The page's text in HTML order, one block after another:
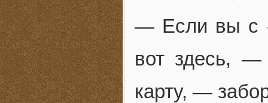
— Если вы с
вот здесь, —
карту, —